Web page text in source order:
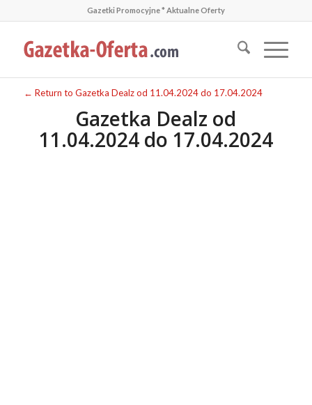
Gazetki Promocyjne * Aktualne Oferty
← Return to Gazetka Dealz od 11.04.2024 do 17.04.2024
Gazetka Dealz od
11.04.2024 do 17.04.2024